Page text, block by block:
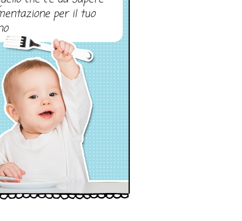
per il tuo